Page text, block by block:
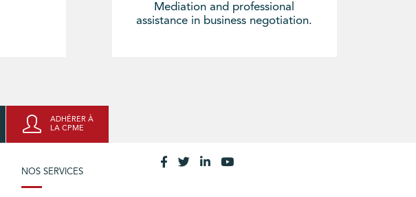
Mediation and professional
assistance in business negotiation.
ADHÉRER À
LA CPME
NOS SERVICES